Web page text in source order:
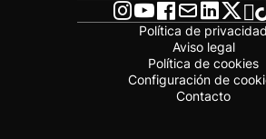
Política de privacidad
Aviso legal
Política de cookies
Configuración de
Contacto